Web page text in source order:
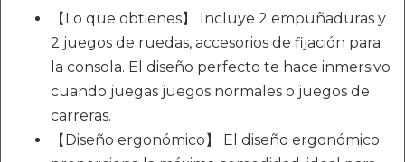
【Lo que obtienes】 Incluye 2 empuñaduras y
2 juegos de ruedas, accesorios de fijación para
la consola. El diseño perfecto te hace inmersivo
cuando juegas juegos normales o juegos de
carreras.
【Diseño ergonómico】 El diseño ergonómico